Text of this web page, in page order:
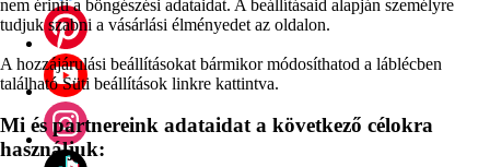
nem érinti a böngészési adataidat. A beállításaid alapján személyre
tudjuk szabni a vásárlási élményedet az oldalon.
A hozzájárulási beállításokat bármikor módosíthatod a láblécben
található Süti beállítások linkre kattintva.
Mi és partnereink adataidat a következő célokra
használjuk: